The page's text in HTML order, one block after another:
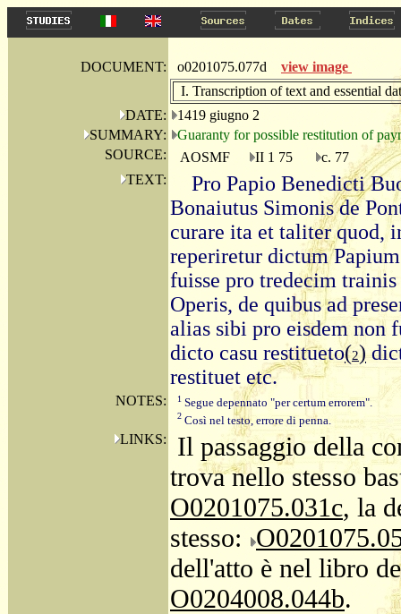
DOCUMENT: o0201075.077d
view image
I. Transcription of text and essential
DATE:
1419 giugno 2
SUMMARY:
Guaranty for possible restitution of
SOURCE:
AOSMF II 1 75
c. 77
TEXT:
Pro Papio Benedicti
Bonaiutus Simonis de
curare ita et taliter quod,
reperiretur dictum
fuisse pro tredecim
Operis, de quibus ad
alias sibi pro eisdem non
dicto casu restitueto(2)
restituet etc.
NOTES: 1 Segue depennato "per certum errorem".
2 Così nel testo, errore di penna.
LINKS:
Il passaggio della
trova nello stesso
O0201075.031c, la
stesso:
dell'atto è nel libro
O0204008.044b.